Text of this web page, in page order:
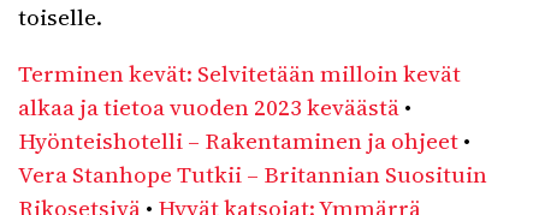
toiselle.
Terminen kevät: Selvitetään milloin kevät
alkaa ja tietoa vuoden 2023 keväästä•
Hyönteishotelli – Rakentaminen ja ohjeet•
Vera Stanhope Tutkii – Britannian Suosituin
Rikosetsivä • Hyvät katsojat: Ymmärrä